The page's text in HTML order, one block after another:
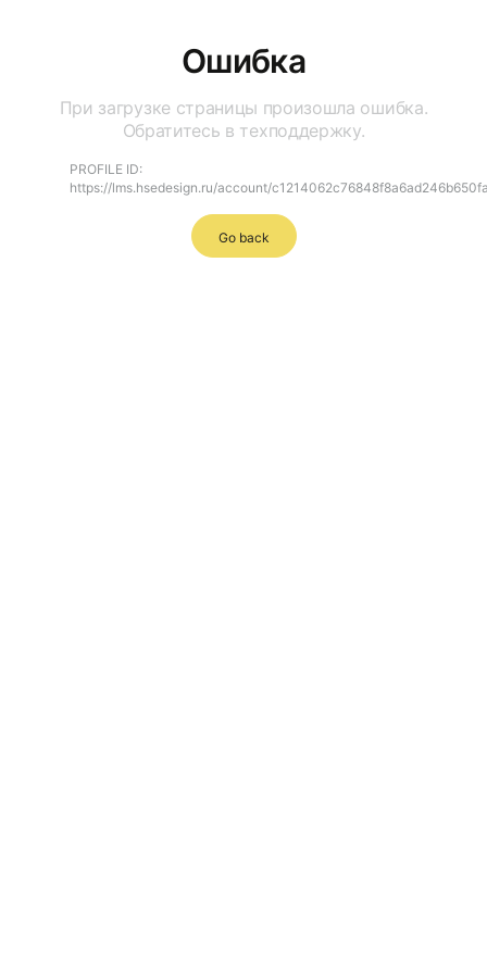
Ошибка
При загрузке страницы произошла ошибка.
Обратитесь в техподдержку.
PROFILE ID:
https://lms.hsedesign.ru/account/
Go back